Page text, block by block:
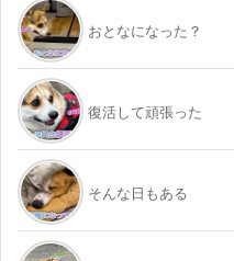
おとなになった？
復活して頑張った
そんな日もある